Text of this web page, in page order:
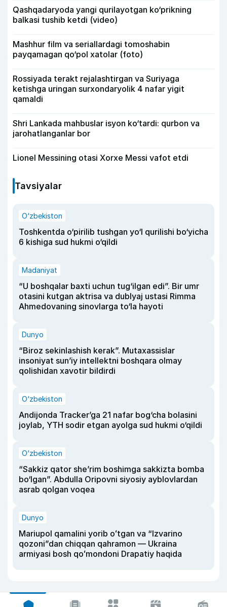
Qashqadaryoda yangi qurilayotgan ko‘prikning
balkasi tushib ketdi (video)
Mashhur film va seriallardagi tomoshabin
payqamagan qo‘pol xatolar (foto)
Rossiyada terakt rejalashtirgan va Suriyaga
ketishga uringan surxondaryolik 4 nafar yigit
qamaldi
Shri Lankada mahbuslar isyon ko‘tardi: qurbon va
jarohatlanganlar bor
Lionel Messining otasi Xorxe Messi vafot etdi
Tavsiyalar
O‘zbekiston
Toshkentda o‘pirilib tushgan yo‘l qurilishi bo‘yicha
6 kishiga sud hukmi o‘qildi
Madaniyat
“U boshqalar baxti uchun tug‘ilgan edi”. Bir umr
otasini kutgan aktrisa va dublyaj ustasi Rimma
Ahmedovaning sinovlarga to‘la hayoti
Dunyo
“Biroz sekinlashish kerak”. Mutaxassislar
insoniyat sun’iy intellektni boshqara olmay
qolishidan xavotir bildirdi
O‘zbekiston
Andijonda Tracker’ga 21 nafar bog‘cha bolasini
joylab, YTH sodir etgan ayolga sud hukmi o‘qildi
O‘zbekiston
“Sakkiz qator she’rim boshimga sakkizta bomba
bo‘lgan”. Abdulla Oripovni siyosiy ayblovlardan
asrab qolgan voqea
Dunyo
Mariupol qamalini yorib oʻtgan va “Izvarino
qozoni”dan chiqqan qahramon — Ukraina
armiyasi bosh qoʻmondoni Drapatiy haqida